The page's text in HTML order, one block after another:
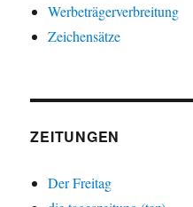
Werbeträgerverbreitung
Zeichensätze
ZEITUNGEN
Der Freitag